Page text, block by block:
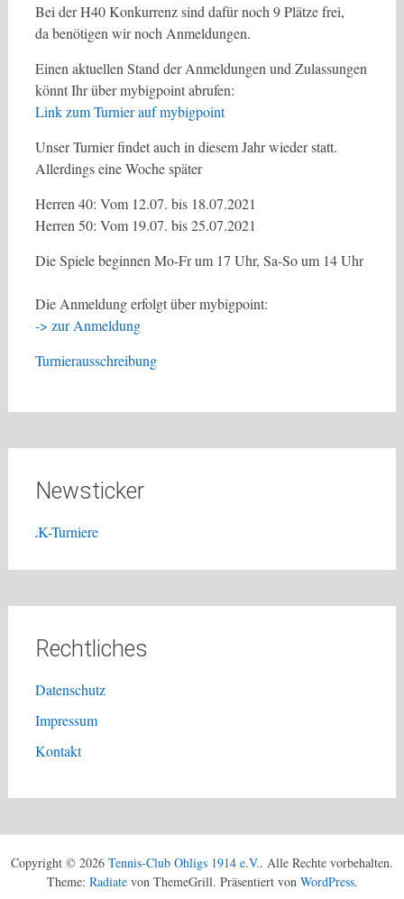
Bei der H40 Konkurrenz sind dafür noch 9 Plätze frei,
da benötigen wir noch Anmeldungen.
Einen aktuellen Stand der Anmeldungen und Zulassungen
könnt Ihr über mybigpoint abrufen:
Link zum Turnier auf mybigpoint
Unser Turnier findet auch in diesem Jahr wieder statt.
Allerdings eine Woche später
Herren 40: Vom 12.07. bis 18.07.2021
Herren 50: Vom 19.07. bis 25.07.2021
Die Spiele beginnen Mo-Fr um 17 Uhr, Sa-So um 14 Uhr
Die Anmeldung erfolgt über mybigpoint:
-> zur Anmeldung
Turnierausschreibung
Newsticker
Turniere
Rechtliches
Datenschutz
Impressum
Kontakt
Copyright © 2026 Tennis-Club Ohligs 1914 e.V.. Alle Rechte vorbehalten.
Theme: Radiatevon ThemeGrill. Präsentiert von WordPress.